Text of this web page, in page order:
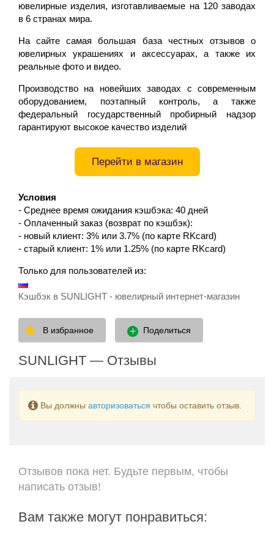
ювелирные изделия, изготавливаемые на 120 заводах
в 6 странах мира.
На сайте самая большая база честных отзывов о
ювелирных украшениях и аксессуарах, а также их
реальные фото и видео.
Производство на новейших заводах с современным
оборудованием, поэтапный контроль, а также
федеральный государственный пробирный надзор
гарантируют высокое качество изделий
Перейти в магазин
Условия
- Среднее время ожидания кэшбэка: 40 дней
- Оплаченный заказ (возврат по кэшбэк):
- новый клиент: 3% или 3.7% (по карте RKcard)
- старый клиент: 1% или 1.25% (по карте RKcard)
Только для пользователей из:
Кэшбэк в SUNLIGHT - ювелирный интернет-магазин
В избранное Поделиться
SUNLIGHT — Отзывы
Вы должны авторизоваться чтобы оставить отзыв.
Отзывов пока нет. Будьте первым, чтобы
написать отзыв!
Вам также могут понравиться: